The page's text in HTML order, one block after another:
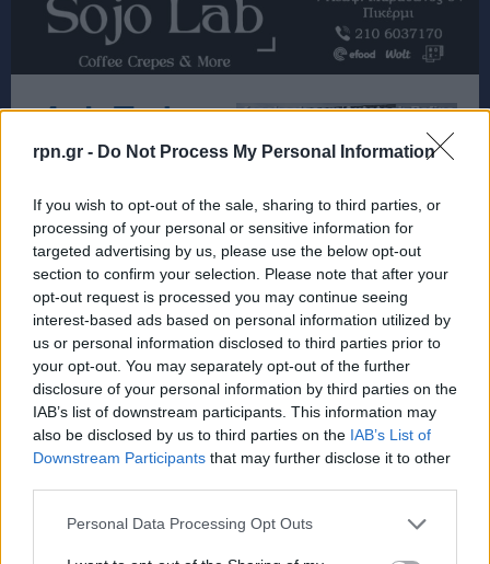
rpn.gr - Do Not Process My Personal Information
If you wish to opt-out of the sale, sharing to third parties, or
processing of your personal or sensitive information for
targeted advertising by us, please use the below opt-out
section to confirm your selection. Please note that after your
opt-out request is processed you may continue seeing
interest-based ads based on personal information utilized by
us or personal information disclosed to third parties prior to
your opt-out. You may separately opt-out of the further
disclosure of your personal information by third parties on the
IAB’s list of downstream participants. This information may
also be disclosed by us to third parties on the IAB’s List of
Downstream Participants that may further disclose it to other
Personal Data Processing Opt Outs
TAGS ΞΥΛΟΥΡΓΌΣ ΧΑΛΚΙΔΑ